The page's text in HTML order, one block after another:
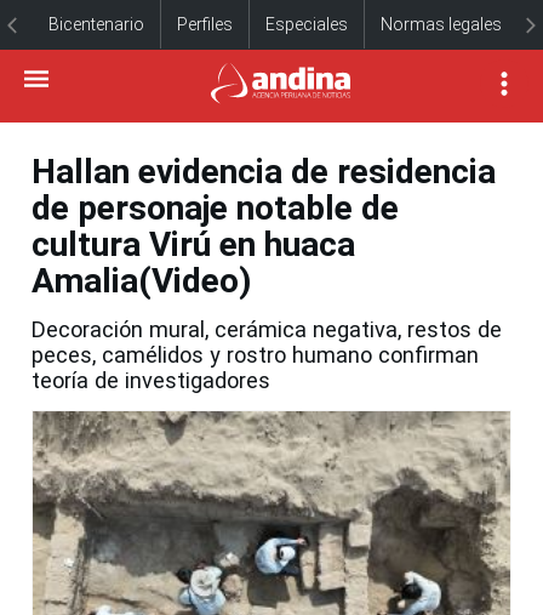
Bicentenario Perfiles Especiales Normas legales
Hallan evidencia de residencia
de personaje notable de
cultura Virú en huaca
Amalia(Video)
Decoración mural, cerámica negativa, restos de
peces, camélidos y rostro humano confirman
teoría de investigadores